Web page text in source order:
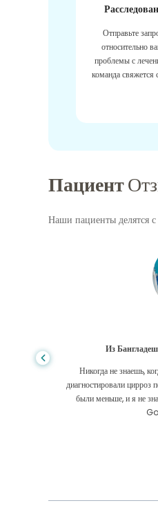
Отправьте
относительно
проблемы с
команда свяжется
Пациент
Наши пациенты делятся
Из
Никогда не знаешь,
диагностировали цирроз
были меньше, и я не